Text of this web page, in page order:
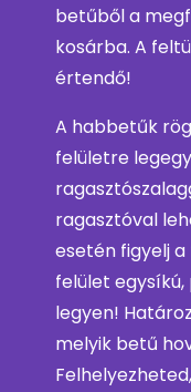
betűből a
kosárba. A
értendő!
A habbetűk
felületre
ragasztóval
esetén figyelj
felület
legyen!
melyik betű